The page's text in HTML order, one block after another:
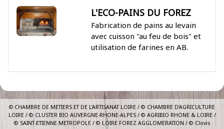
L'ECO-PAINS DU FOREZ
Fabrication de pains au levain
avec cuisson "au feu de bois" et
utilisation de farines en AB.
© CHAMBRE DE METIERS ET DE L'ARTISANAT LOIRE / © CHAMBRE D’AGRICULTURE
LOIRE / © CLUSTER BIO AUVERGNE-RHONE-ALPES / © AGRIBIO RHONE & LOIRE /
© SAINT-ETIENNE METROPOLE / © LOIRE FOREZ AGGLOMERATION / © Clovis